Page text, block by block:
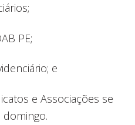
PE;
e
e Associações se